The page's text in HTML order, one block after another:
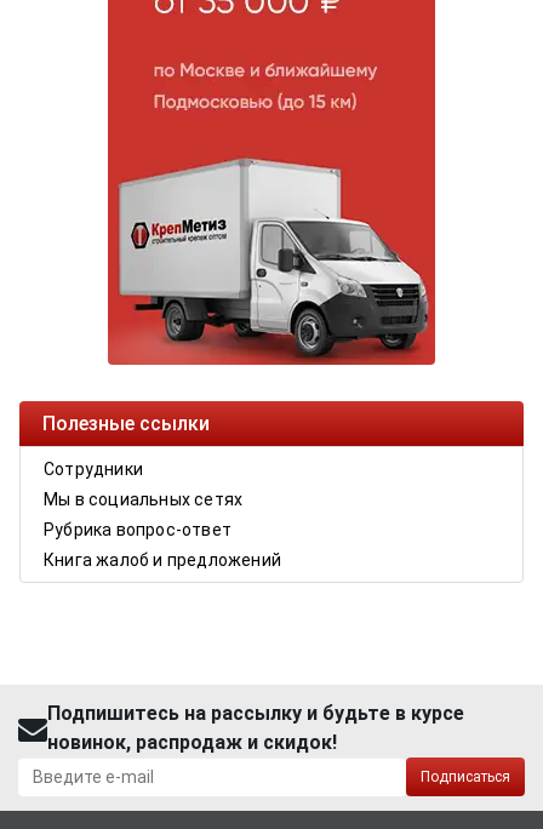
Полезные ссылки
Сотрудники
Мы в социальных сетях
Рубрика вопрос-ответ
Книга жалоб и предложений
Подпишитесь на рассылку и будьте в курсе
новинок, распродаж и скидок!
Подписаться